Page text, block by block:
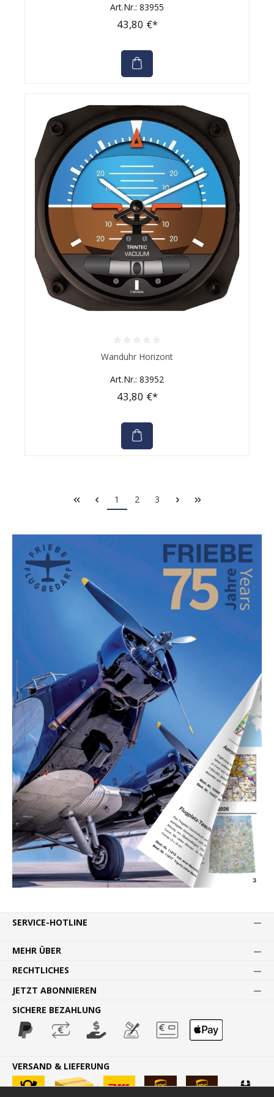
Art.Nr.: 83955
43,80 €*
Durchschnittliche Bewertung von 0 von 5 Sternen
Wanduhr Horizont
Art.Nr.: 83952
43,80 €*
1 2 3
SERVICE-HOTLINE
MEHR ÜBER
RECHTLICHES
JETZT ABONNIEREN
SICHERE BEZAHLUNG
VERSAND & LIEFERUNG